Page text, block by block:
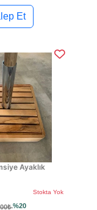
Et
Ayaklık
Stokta Yok
%20